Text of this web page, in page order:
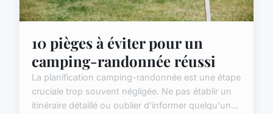
10 pièges à éviter pour un
camping-randonnée réussi
La planification camping-randonnée est une étape
cruciale trop souvent négligée. Ne pas établir un
itinéraire détaillé ou oublier d'informer quelqu'un...